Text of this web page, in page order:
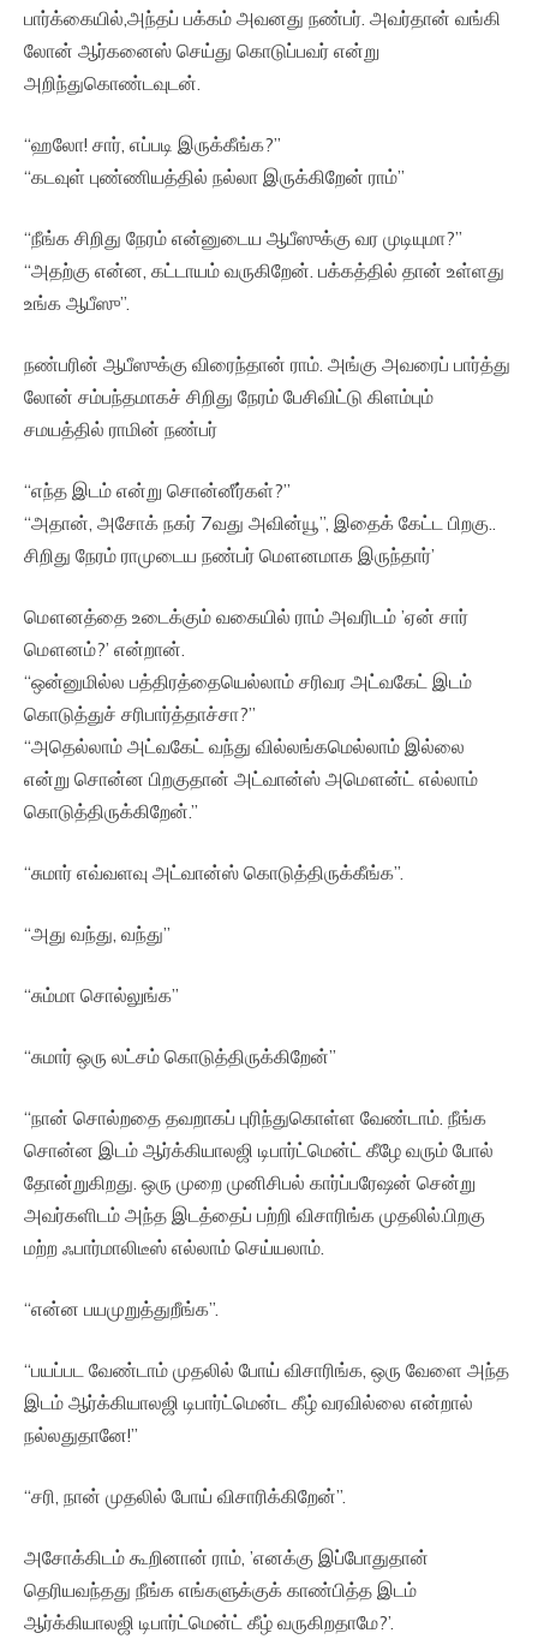
பார்க்கையில்,அந்தப் பக்கம் அவனது நண்பர். அவர்தான் வங்கி
லோன் ஆர்கனைஸ் செய்து கொடுப்பவர் என்று
அறிந்துகொண்டவுடன்.
“ஹலோ! சார், எப்படி இருக்கீங்க?”
“கடவுள் புண்ணியத்தில் நல்லா இருக்கிறேன் ராம்”
“நீங்க சிறிது நேரம் என்னுடைய ஆபீஸுக்கு வர முடியுமா?”
“அதற்கு என்ன, கட்டாயம் வருகிறேன். பக்கத்தில் தான் உள்ளது
உங்க ஆபீஸு”.
நண்பரின் ஆபீஸுக்கு விரைந்தான் ராம். அங்கு அவரைப் பார்த்து
லோன் சம்பந்தமாகச் சிறிது நேரம் பேசிவிட்டு கிளம்பும்
சமயத்தில் ராமின் நண்பர்
“எந்த இடம் என்று சொன்னீர்கள்?”
“அதான், அசோக் நகர் 7வது அவின்யூ”, இதைக் கேட்ட பிறகு..
சிறிது நேரம் ராமுடைய நண்பர் மௌனமாக இருந்தார்’
மௌனத்தை உடைக்கும் வகையில் ராம் அவரிடம் ’ஏன் சார்
மௌனம்?’ என்றான்.
“ஒன்னுமில்ல பத்திரத்தையெல்லாம் சரிவர அட்வகேட் இடம்
கொடுத்துச் சரிபார்த்தாச்சா?”
“அதெல்லாம் அட்வகேட் வந்து வில்லங்கமெல்லாம் இல்லை
என்று சொன்ன பிறகுதான் அட்வான்ஸ் அமௌன்ட் எல்லாம்
கொடுத்திருக்கிறேன்.”
“சுமார் எவ்வளவு அட்வான்ஸ் கொடுத்திருக்கீங்க”.
“அது வந்து, வந்து”
“சும்மா சொல்லுங்க”
“சுமார் ஒரு லட்சம் கொடுத்திருக்கிறேன்”
“நான் சொல்றதை தவறாகப் புரிந்துகொள்ள வேண்டாம். நீங்க
சொன்ன இடம் ஆர்க்கியாலஜி டிபார்ட்மென்ட் கீழே வரும் போல்
தோன்றுகிறது. ஒரு முறை முனிசிபல் கார்ப்பரேஷன் சென்று
அவர்களிடம் அந்த இடத்தைப் பற்றி விசாரிங்க முதலில்.பிறகு
மற்ற ஃபார்மாலிடீஸ் எல்லாம் செய்யலாம்.
“என்ன பயமுறுத்துறீங்க”.
“பயப்பட வேண்டாம் முதலில் போய் விசாரிங்க, ஒரு வேளை அந்த
இடம் ஆர்க்கியாலஜி டிபார்ட்மென்ட கீழ் வரவில்லை என்றால்
நல்லதுதானே!”
“சரி, நான் முதலில் போய் விசாரிக்கிறேன்”.
அசோக்கிடம் கூறினான் ராம், ’எனக்கு இப்போதுதான்
தெரியவந்தது நீங்க எங்களுக்குக் காண்பித்த இடம்
ஆர்க்கியாலஜி டிபார்ட்மென்ட் கீழ் வருகிறதாமே?’.